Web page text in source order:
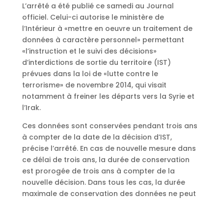
L’arrêté a été publié ce samedi au Journal
officiel. Celui-ci autorise le ministère de
l’Intérieur à «mettre en oeuvre un traitement de
données à caractère personnel» permettant
«l’instruction et le suivi des décisions»
d’interdictions de sortie du territoire (IST)
prévues dans la loi de «lutte contre le
terrorisme» de novembre 2014, qui visait
notamment à freiner les départs vers la Syrie et
l’Irak.
Ces données sont conservées pendant trois ans
à compter de la date de la décision d’IST,
précise l’arrêté. En cas de nouvelle mesure dans
ce délai de trois ans, la durée de conservation
est prorogée de trois ans à compter de la
nouvelle décision. Dans tous les cas, la durée
maximale de conservation des données ne peut